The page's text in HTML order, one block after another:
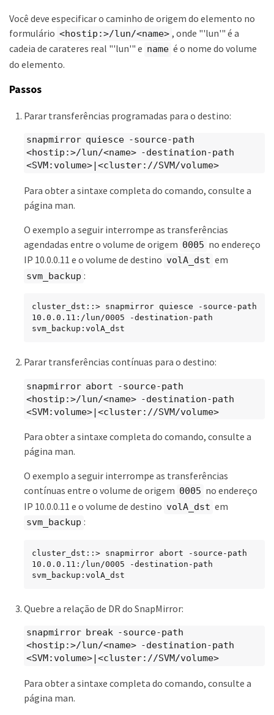
Você deve especificar o caminho de origem do elemento no
formulário <hostip:>/lun/<name> , onde "'lun'" é a
cadeia de carateres real "'lun'" e name é o nome do volume
do elemento.
Passos
Parar transferências programadas para o destino:
snapmirror quiesce -source-path
<hostip:>/lun/<name> -destination-path
<SVM:volume>|<cluster://SVM/volume>
Para obter a sintaxe completa do comando, consulte a
página man.
O exemplo a seguir interrompe as transferências
agendadas entre o volume de origem 0005 no endereço
IP 10.0.0.11 e o volume de destino volA_dst em
svm_backup :
cluster_dst::> snapmirror quiesce -source-path
10.0.0.11:/lun/0005 -destination-path
svm_backup:volA_dst
Parar transferências contínuas para o destino:
snapmirror abort -source-path
<hostip:>/lun/<name> -destination-path
<SVM:volume>|<cluster://SVM/volume>
Para obter a sintaxe completa do comando, consulte a
página man.
O exemplo a seguir interrompe as transferências
contínuas entre o volume de origem 0005 no endereço
IP 10.0.0.11 e o volume de destino volA_dst em
svm_backup :
cluster_dst::> snapmirror abort -source-path
10.0.0.11:/lun/0005 -destination-path
svm_backup:volA_dst
Quebre a relação de DR do SnapMirror:
snapmirror break -source-path
<hostip:>/lun/<name> -destination-path
<SVM:volume>|<cluster://SVM/volume>
Para obter a sintaxe completa do comando, consulte a
página man.